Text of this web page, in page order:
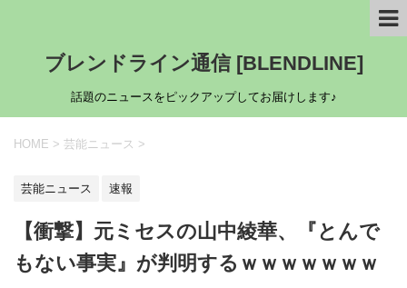
ブレンドライン通信 [BLENDLINE]
話題のニュースをピックアップしてお届けします♪
HOME > 芸能ニュース >
芸能ニュース 速報
【衝撃】元ミセスの山中綾華、『とんで
もない事実』が判明するｗｗｗｗｗｗｗ